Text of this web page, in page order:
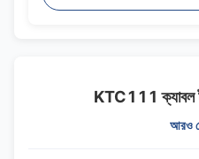
KTC111 ক্যাবল
আরও